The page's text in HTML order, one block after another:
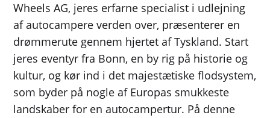
Wheels AG, jeres erfarne specialist i udlejning
af autocampere verden over, præsenterer en
drømmerute gennem hjertet af Tyskland. Start
jeres eventyr fra Bonn, en by rig på historie og
kultur, og kør ind i det majestætiske flodsystem,
som byder på nogle af Europas smukkeste
landskaber for en autocampertur. På denne